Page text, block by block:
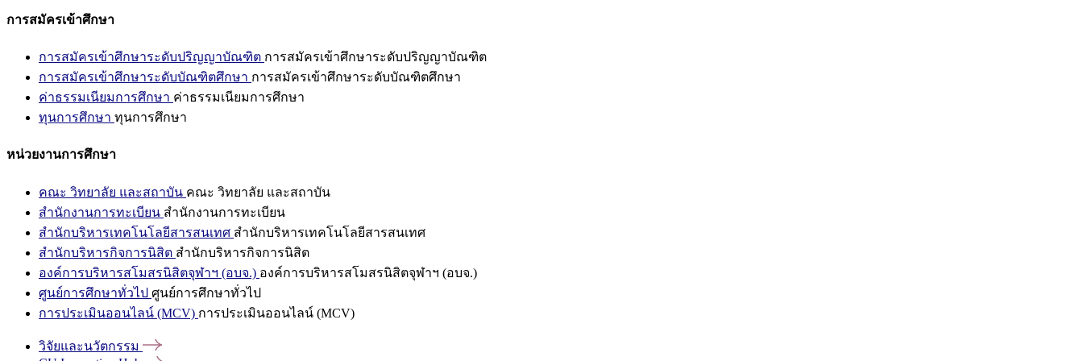
การสมัครเข้าศึกษา
การสมัครเข้าศึกษาระดับปริญญาบัณฑิต การสมัครเข้าศึกษาระดับปริญญาบัณฑิต
การสมัครเข้าศึกษาระดับบัณฑิตศึกษา การสมัครเข้าศึกษาระดับบัณฑิตศึกษา
ค่าธรรมเนียมการศึกษา ค่าธรรมเนียมการศึกษา
ทุนการศึกษา ทุนการศึกษา
หน่วยงานการศึกษา
คณะ วิทยาลัย และสถาบัน คณะ วิทยาลัย และสถาบัน
สำนักงานการทะเบียน สำนักงานการทะเบียน
สำนักบริหารเทคโนโลยีสารสนเทศ สำนักบริหารเทคโนโลยีสารสนเทศ
สำนักบริหารกิจการนิสิต สำนักบริหารกิจการนิสิต
องค์การบริหารสโมสรนิสิตจุฬาฯ (อบจ.) องค์การบริหารสโมสรนิสิตจุฬาฯ (อบจ.)
ศูนย์การศึกษาทั่วไป ศูนย์การศึกษาทั่วไป
การประเมินออนไลน์ (MCV) การประเมินออนไลน์ (MCV)
วิจัยและนวัตกรรม